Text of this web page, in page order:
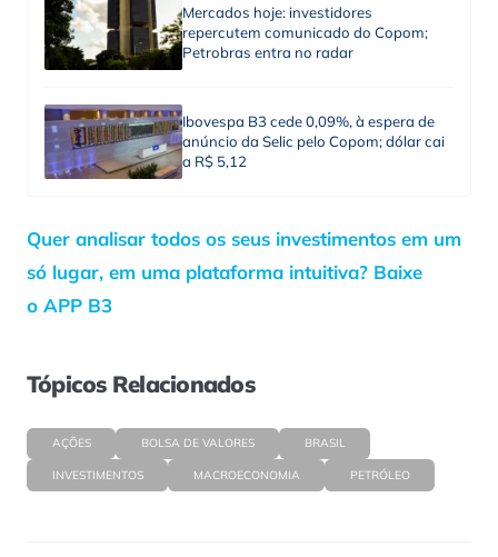
Mercados hoje: investidores
repercutem comunicado do Copom;
Petrobras entra no radar
Ibovespa B3 cede 0,09%, à espera de
anúncio da Selic pelo Copom; dólar cai
a R$ 5,12
Quer analisar todos os seus investimentos em um
só lugar, em uma plataforma intuitiva? Baixe
o APP B3
Tópicos Relacionados
AÇÕES BOLSA DE VALORES BRASIL
INVESTIMENTOS MACROECONOMIA PETRÓLEO